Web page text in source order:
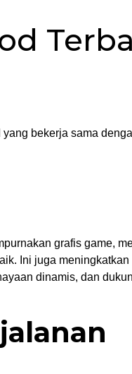
bekerja sama
grafis game,
Ini juga
dinamis, dan